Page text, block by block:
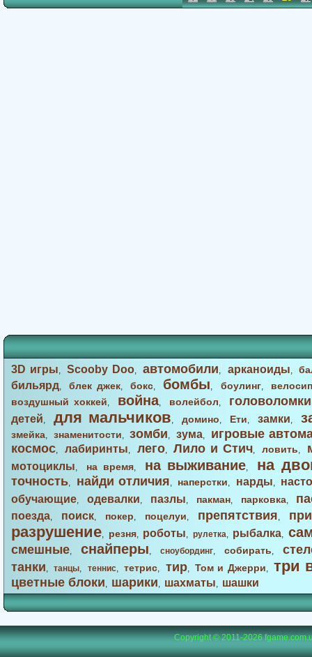
3D игры,Scooby Doo,автомобили, арканоиды,
бильярд,блек джек,бокс, бомбы, боулинг,
воздушный хоккей, война, волейбол, головоломки
детей, для мальчиков, домино, Ети, замки,
змейка, знаменитости,зомби, зума,
игровые
космос, лабиринты, лего,Лило и Стич,ловить,
мотоциклы, на время, на выживание, на
точность, найди отличия, наперстки, нарды,
обучающие, одевалки, пазлы, пакман, парковка,
поезда, поиск, покер, поцелуи, препятствия,
разрушение, резня, роботы, рулетка, рыбалка,
смешные, снайперы, сноубординг, собирать,
танки,танцы, теннис,тетрис, тир,Том и Джерри, три
цветные блоки, шарики, шахматы, шашки
Copyright © 2011-2026